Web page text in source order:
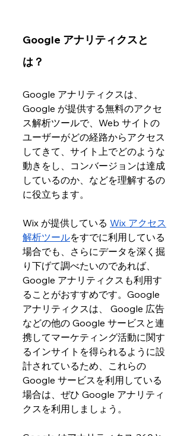
Google アナリティクスと
は？
Google アナリティクスは、
Google が提供する無料のアクセ
ス解析ツールで、Web サイトの
ユーザーがどの経路からアクセス
してきて、サイト上でどのような
動きをし、コンバージョンは達成
しているのか、などを理解するの
に役立ちます。
Wix が提供している Wix アクセス
解析ツールをすでに利用している
場合でも、さらにデータを深く掘
り下げて調べたいのであれば、
Google アナリティクスも利用す
ることがおすすめです。Google
アナリティクスは、 Google 広告
などの他の Google サービスと連
携してマーケティング活動に関す
るインサイトを得られるように設
計されているため、これらの
Google サービスを利用している
場合は、ぜひ Google アナリティ
クスを利用しましょう。